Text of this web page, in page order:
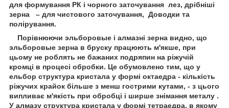
для формування РК і чорного заточування лез, дрібніші
зерна – для чистового заточування, Доводки та
полірування.
Порівнюючи эльборовые і алмазні зерна видно, що
эльборовые зерна в бруску працюють м'якше, при
цьому не роблять не бажаних подряпин на ріжучій
кромці в процесі обробки. Це обумовлено тим, що у
ельбор структура кристала у формі октаедра - кількість
ріжучих крайок більше з менш гострими кутами, - з цього
випливає м'якість при обробці і ширше знімання металу .
У алмазу структура кристала у формі тетраедра, в якому